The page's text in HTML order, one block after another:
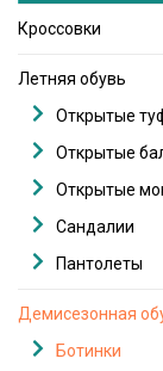
Кроссовки
Летняя обувь
Открытые
Открытые
Открытые
Сандалии
Пантолеты
Демисезонная
Ботинки